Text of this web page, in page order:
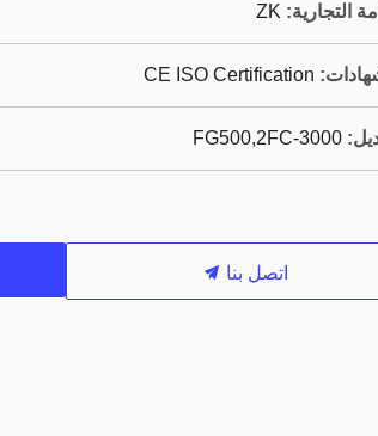
التجارية: ZK
CE ISO Certification
FG500,2FC-3000
اتصل بنا